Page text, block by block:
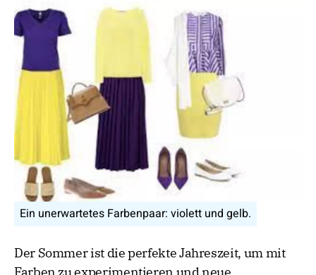
Ein unerwartetes Farbenpaar: violett und gelb.
Der Sommer ist die perfekte Jahreszeit, um mit